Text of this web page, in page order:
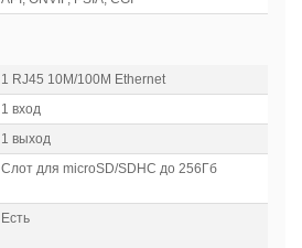
1 RJ45 10M/100M Ethernet
1 вход
1 выход
Слот для microSD/SDHC до 256Гб
Есть